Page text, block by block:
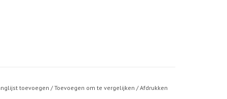
toevoegen /Toevoegen om te vergelijken /Afdrukken